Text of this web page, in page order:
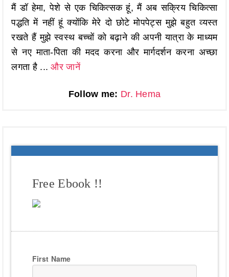
मैं डॉ हेमा, पेशे से एक चिकित्सक हूं, मैं अब सक्रिय चिकित्सा
पद्धति में नहीं हूं क्योंकि मेरे दो छोटे मोपपेट्स मुझे बहुत व्यस्त
रखते हैं मुझे स्वस्थ बच्चों को बढ़ाने की अपनी यात्रा के माध्यम
से नए माता-पिता की मदद करना और मार्गदर्शन करना अच्छा
लगता है ...और जानें
Follow me: Dr. Hema
Free Ebook !!
First Name